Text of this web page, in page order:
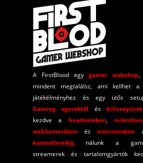
A FirstBlood egy gamer webshop,
mindent megtalálsz, ami kellhet a
játékélményhez és egy ütős
Gaming egerektől és
kezdve a headseteken,
webkamerákon és monitorokon
kontrollerekig nálunk a
streamerek és tartalomgyártók